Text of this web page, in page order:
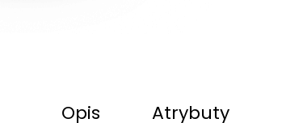
Opis Atrybuty